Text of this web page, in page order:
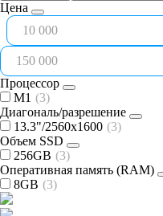
Цена
Процессор
M1 (3)
Диагональ/разрешение
13.3"/2560x1600 (3)
Объем SSD
256GB (3)
Оперативная память (RAM)
8GB (3)